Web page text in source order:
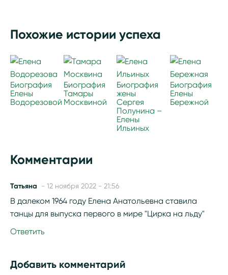
Похожие истории успеха
Биография
Елены
Водорезовой
Биография
Тамары
Москвиной
Биография
жены
Сергея
Полунина –
Елены
Ильиных
Биография
Елены
Бережной
Комментарии
Татьяна - 12 ноября 2022 - 21:56
В далеком 1964 году Елена Анатольевна ставила
танцы для выпуска первого в мире "Цирка на льду"
Ответить
Добавить комментарий